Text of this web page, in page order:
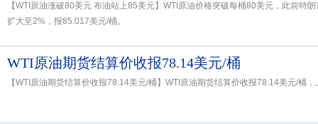
【WTI原油涨破80美元 布油站上85美元】WTI原油价格突破每桶80美元，此前特
扩大至2%，报85.017美元/桶。
WTI原油期货结算价收报78.14美元/桶
【WTI原油期货结算价收报78.14美元/桶】WTI原油期货结算价收报78.14美元/桶